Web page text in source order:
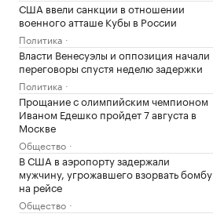
США ввели санкции в отношении
военного атташе Кубы в России
Политика
Власти Венесуэлы и оппозиция начали
переговоры спустя неделю задержки
Политика
Прощание с олимпийским чемпионом
Иваном Едешко пройдет 7 августа в
Москве
Общество
В США в аэропорту задержали
мужчину, угрожавшего взорвать бомбу
на рейсе
Общество